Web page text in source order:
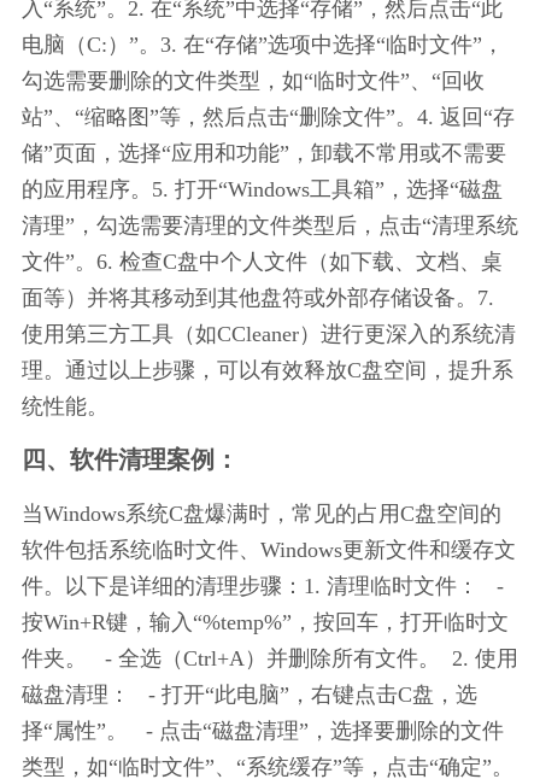
入“系统”。2. 在“系统”中选择“存储”，然后点击“此
电脑（C:）”。3. 在“存储”选项中选择“临时文件”，
勾选需要删除的文件类型，如“临时文件”、“回收
站”、“缩略图”等，然后点击“删除文件”。4. 返回“存
储”页面，选择“应用和功能”，卸载不常用或不需要
的应用程序。5. 打开“Windows工具箱”，选择“磁盘
清理”，勾选需要清理的文件类型后，点击“清理系统
文件”。6. 检查C盘中个人文件（如下载、文档、桌
面等）并将其移动到其他盘符或外部存储设备。7.
使用第三方工具（如CCleaner）进行更深入的系统清
理。通过以上步骤，可以有效释放C盘空间，提升系
统性能。
四、软件清理案例：
当Windows系统C盘爆满时，常见的占用C盘空间的
软件包括系统临时文件、Windows更新文件和缓存文
件。以下是详细的清理步骤：1. 清理临时文件：   -
按Win+R键，输入“%temp%”，按回车，打开临时文
件夹。   - 全选（Ctrl+A）并删除所有文件。  2. 使用
磁盘清理：   - 打开“此电脑”，右键点击C盘，选
择“属性”。   - 点击“磁盘清理”，选择要删除的文件
类型，如“临时文件”、“系统缓存”等，点击“确定”。